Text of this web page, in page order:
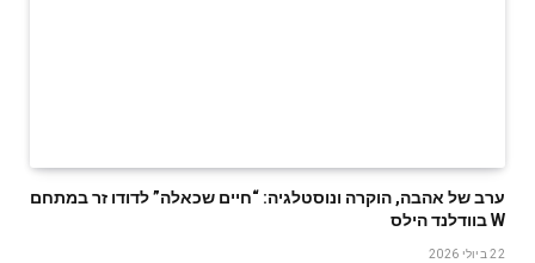
ערב של אהבה, הוקרה ונוסטלגיה: “חיים שכאלה” לדודו זר במתחם
W בוודלנד הילס
22 ביולי 2026